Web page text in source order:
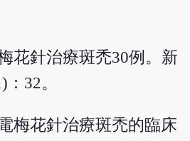
花針治療斑禿30例。新
32。
梅花針治療斑禿的臨床